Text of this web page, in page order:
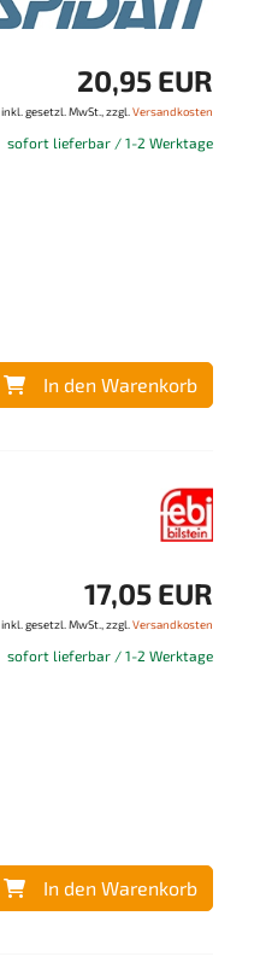
20,95 EUR
inkl. gesetzl. MwSt., zzgl. Versandkosten
sofort lieferbar / 1-2 Werktage
In den Warenkorb
17,05 EUR
inkl. gesetzl. MwSt., zzgl. Versandkosten
sofort lieferbar / 1-2 Werktage
In den Warenkorb